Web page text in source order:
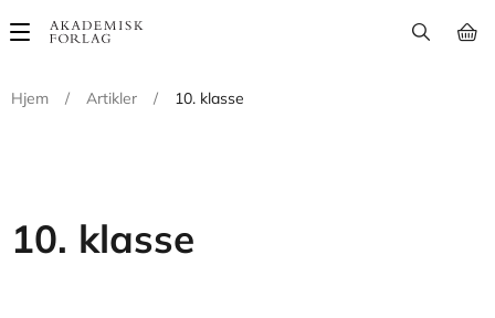
Main
Hjem
/ Artikler / 10. klasse
10. klasse